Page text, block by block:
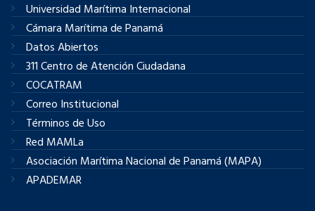
Universidad Marítima Internacional
Cámara Marítima de Panamá
Datos Abiertos
311 Centro de Atención Ciudadana
COCATRAM
Correo Institucional
Términos de Uso
Red MAMLa
Asociación Marítima Nacional de Panamá (MAPA)
APADEMAR